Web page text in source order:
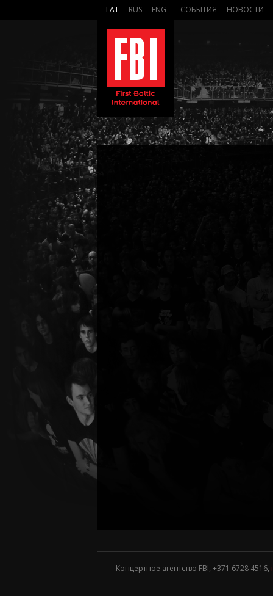
LAT RUS ENG СОБЫТИЯ НОВОСТИ
Концертное агентство FBI, +371 6728 4516,